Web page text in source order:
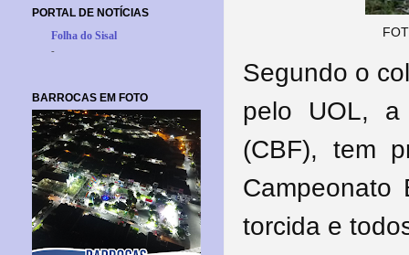
Segundo o
pelo UOL,
(CBF), tem
Campeonato
torcida e
PORTAL DE NOTÍCIAS
Folha do Sisal
-
BARROCAS EM FOTO